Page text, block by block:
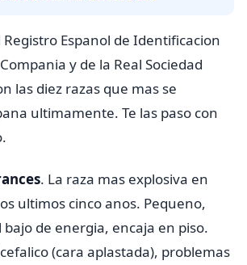
Espanol de Identificacion
y de la Real Sociedad
las diez razas que mas se
ultimamente. Te las paso con
. La raza mas explosiva en
ultimos cinco anos. Pequeno,
de energia, encaja en piso.
(cara aplastada), problemas